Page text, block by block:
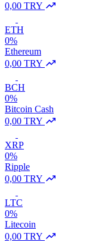
0,00 TRY
ETH
0%
Ethereum
0,00 TRY
BCH
0%
Bitcoin Cash
0,00 TRY
XRP
0%
Ripple
0,00 TRY
LTC
0%
Litecoin
0,00 TRY